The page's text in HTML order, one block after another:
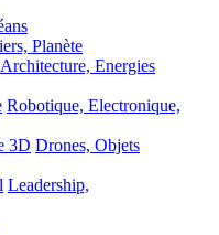
Planète
Architecture, Energies
Robotique, Electronique,
3D Drones, Objets
Leadership,